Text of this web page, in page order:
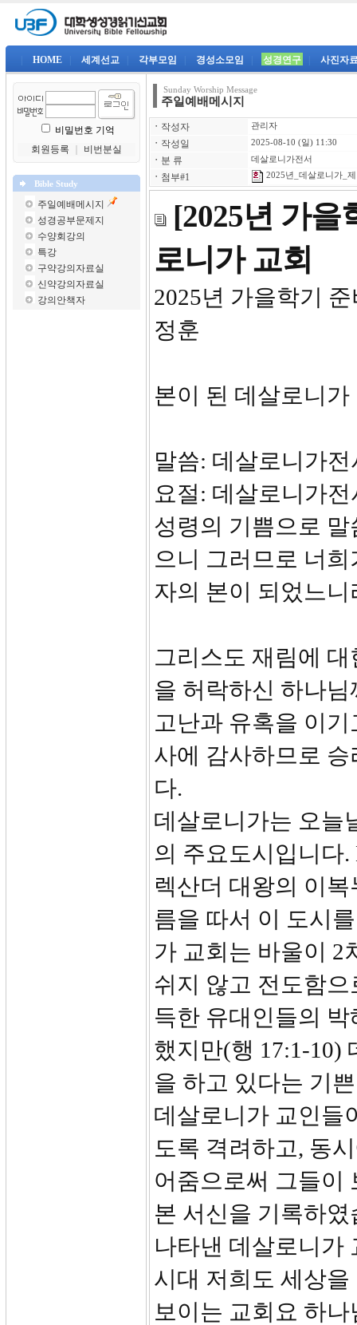
HOME 세계선교 각부모임 경성소모임 성경연구 사진자
비밀번호 기억
회원등록
비번분실
Bible Study
주일예배메시지
성경공부문제지
수양회강의
특강
구약강의자료실
신약강의자료실
강의안책자
Sunday Worship Message
주일예배메시지
ㆍ 작성자 관리자
ㆍ 작성일 2025-08-10 (일) 11:30
ㆍ 분 류 데살로니가전서
ㆍ 첨부#1 2025년_데살로니가_
[2025년 가을
로니가 교회
2025년
정훈
본이 된 데살로니가
말씀: 데살로니가전
요절: 데살로니가
성령의 기쁨으로
으니 그러므로 너
자의 본이 되었느니
그리스도 재림에
을 허락하신 하나
고난과 유혹을 이
사에 감사하므로
다.
데살로니가는 오늘
의 주요도시입니다
렉산더 대왕의 이
름을 따서 이 도시
가 교회는 바울이 2
쉬지 않고 전도함
득한 유대인들의
했지만(행 17:1-10)
을 하고 있다는 기
데살로니가 교인들
도록 격려하고, 동
어줌으로써 그들이
본 서신을 기록하
나타낸 데살로니가
시대 저희도 세상
보이는 교회요 하